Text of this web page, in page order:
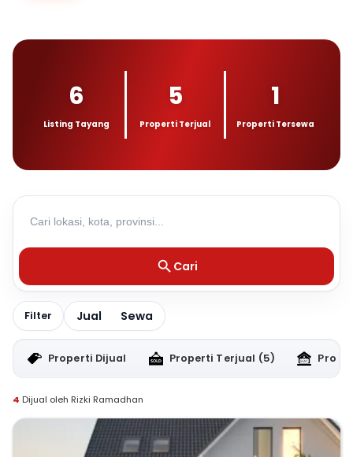
6
Listing Tayang
5
Properti Terjual
1
Properti Tersewa
Cari
Filter Jual Sewa
Properti Dijual Properti Terjual (5)
4 Dijual oleh Rizki Ramadhan